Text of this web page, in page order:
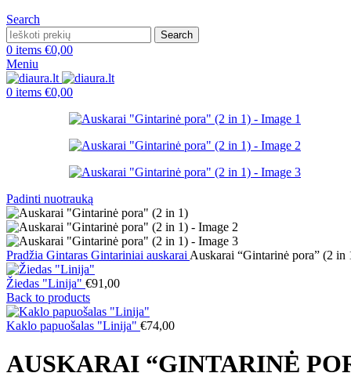
Search
Search
0 items €0,00
Meniu
0 items €0,00
Padinti nuotrauką
Pradžia Gintaras Gintariniai auskarai Auskarai “Gintarinė pora” (2 in
Žiedas "Linija" €91,00
Back to products
Kaklo papuošalas "Linija" €74,00
AUSKARAI “GINTARINĖ